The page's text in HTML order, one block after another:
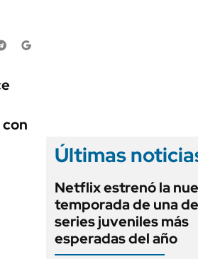
Últimas
Netflix estrenó la
temporada de una
series juveniles más
esperadas del año